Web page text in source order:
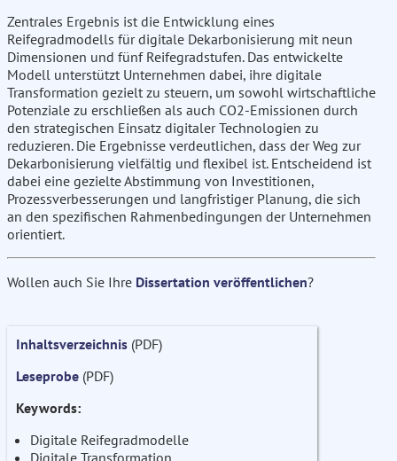
Zentrales Ergebnis ist die Entwicklung eines
Reifegradmodells für digitale Dekarbonisierung mit neun
Dimensionen und fünf Reifegradstufen. Das entwickelte
Modell unterstützt Unternehmen dabei, ihre digitale
Transformation gezielt zu steuern, um sowohl wirtschaftliche
Potenziale zu erschließen als auch CO2-Emissionen durch
den strategischen Einsatz digitaler Technologien zu
reduzieren. Die Ergebnisse verdeutlichen, dass der Weg zur
Dekarbonisierung vielfältig und flexibel ist. Entscheidend ist
dabei eine gezielte Abstimmung von Investitionen,
Prozessverbesserungen und langfristiger Planung, die sich
an den spezifischen Rahmenbedingungen der Unternehmen
orientiert.
Wollen auch Sie Ihre Dissertation veröffentlichen?
Inhaltsverzeichnis (PDF)
Leseprobe (PDF)
Keywords:
Digitale Reifegradmodelle